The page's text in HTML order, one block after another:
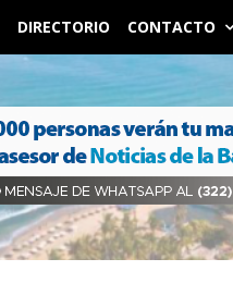
DIRECTORIO CONTACTO